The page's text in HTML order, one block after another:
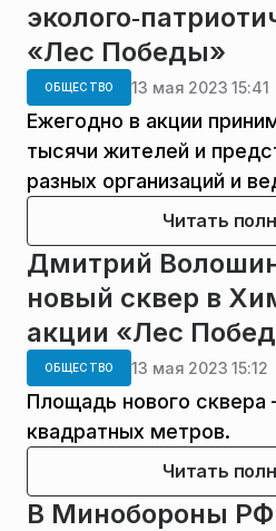
«Лес Победы»
ОБЩЕСТВО 13 мая 2023 15:41
Ежегодно в акции
тысячи жителей и
разных организаций и
Читать
Дмитрий
новый сквер в
акции «Лес
ОБЩЕСТВО 13 мая 2023 15:12
Площадь нового
квадратных метров.
Читать
В Минобороны РФ